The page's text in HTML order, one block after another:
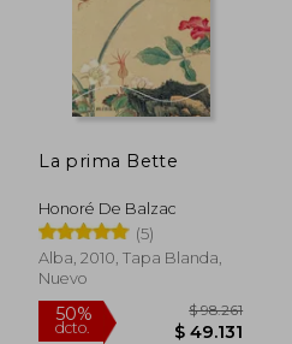
40%
dcto.
$ 122.587
$ 73.552
La prima Bette
Honoré De Balzac
(5)
Alba, 2010, Tapa Blanda,
Nuevo